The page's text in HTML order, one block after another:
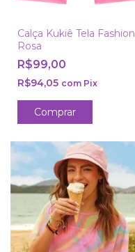
Calça Kukiê Tela Fashion
Rosa
R$99,00
R$94,05 com Pix
Comprar